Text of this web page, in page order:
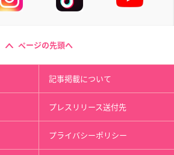
ページの先頭へ
記事掲載について
プレスリリース送付先
プライバシーポリシー